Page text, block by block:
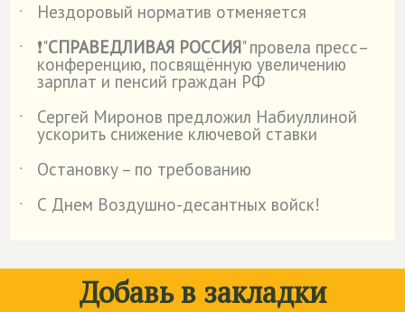
˙
Нездоровый норматив отменяется
˙
❗"СПРАВЕДЛИВАЯ РОССИЯ" провела пресс–
конференцию, посвящённую увеличению
зарплат и пенсий граждан РФ
˙
Сергей Миронов предложил Набиуллиной
ускорить снижение ключевой ставки
˙
Остановку – по требованию
˙
С Днем Воздушно-десантных войск!
Добавь в закладки